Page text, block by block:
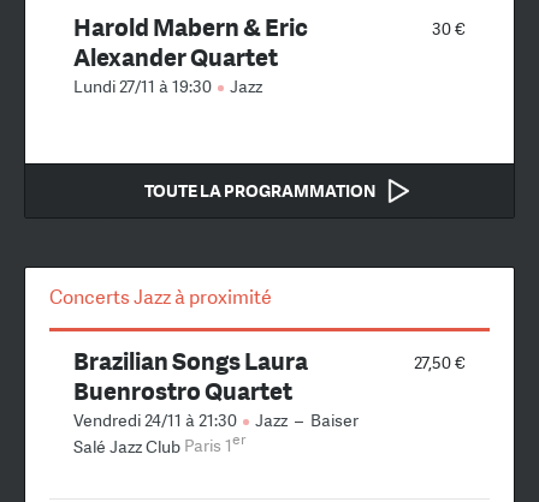
30 €
Harold Mabern & Eric
Alexander Quartet
Lundi 27/11 à 19:30 Jazz
TOUTE LA PROGRAMMATION
Concerts Jazz à proximité
27,50 €
Brazilian Songs Laura
Buenrostro Quartet
Vendredi 24/11 à 21:30 Jazz – Baiser
Salé Jazz Club Paris 1er